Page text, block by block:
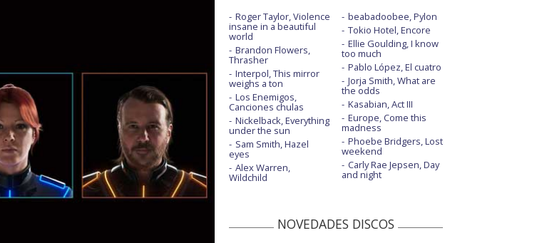
Roger Taylor, Violence
insane in a beautiful
world
Brandon Flowers,
Thrasher
Interpol, This mirror
weighs a ton
Los Enemigos,
Canciones chulas
Nickelback, Everything
under the sun
Sam Smith, Hazel
eyes
Alex Warren,
Wildchild
beabadoobee, Pylon
Tokio Hotel, Encore
Ellie Goulding, I know
too much
Pablo López, El cuatro
Jorja Smith, What are
the odds
Kasabian, Act III
Europe, Come this
madness
Phoebe Bridgers, Lost
weekend
Carly Rae Jepsen, Day
and night
NOVEDADES DISCOS